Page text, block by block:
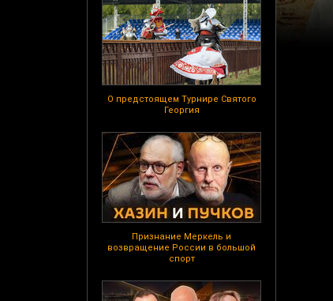
О предстоящем Турнире Святого
Георгия
Признание Меркель и
возвращение России в большой
спорт